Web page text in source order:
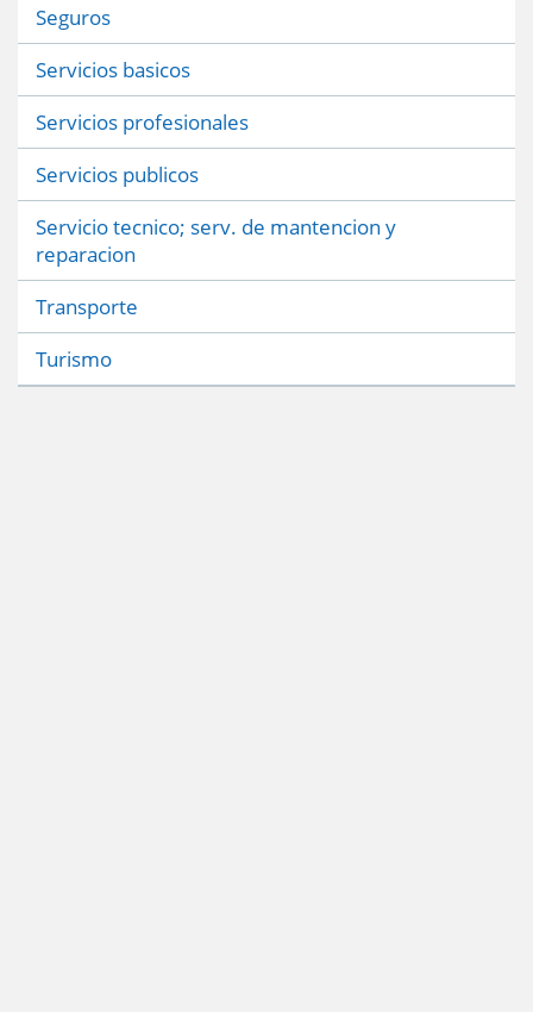
Seguros
Servicios basicos
Servicios profesionales
Servicios publicos
Servicio tecnico; serv. de mantencion y
reparacion
Transporte
Turismo